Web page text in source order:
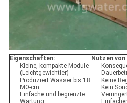
Eigenschaften:
Nutzen von
Kleine, kompakte Module
(Leichtgewichtler)
Produziert Wasser bis 18
MΩ-cm
Einfache und begrenzte
Wartung
Keine
Kein